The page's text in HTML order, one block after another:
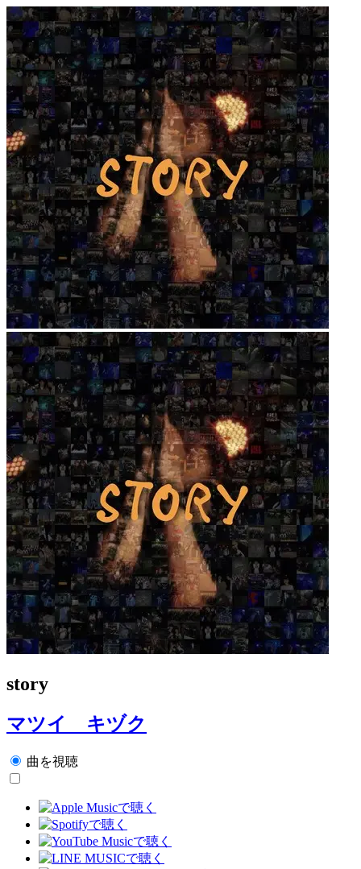
story
マツイ キヅク
曲を視聴